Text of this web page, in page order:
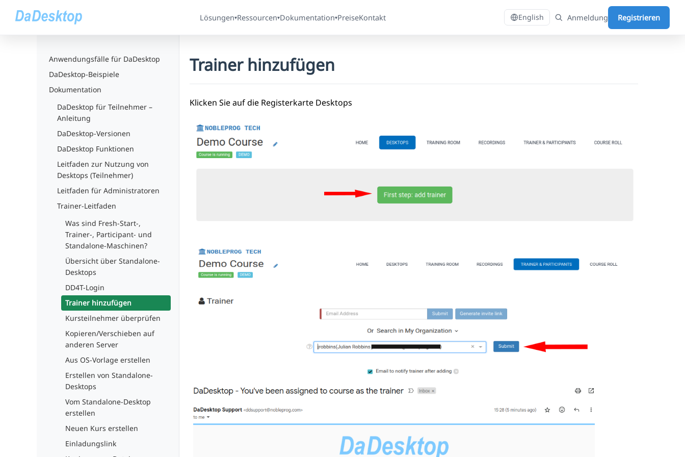
Lösungen▾Ressourcen▾Dokumentation▾PreiseKontakt English Anmeldung Registrieren
Anwendungsfälle für DaDesktop
DaDesktop-Beispiele
Dokumentation
DaDesktop für Teilnehmer –
Anleitung
DaDesktop-Versionen
DaDesktop Funktionen
Leitfaden zur Nutzung von
Desktops (Teilnehmer)
Leitfaden für Administratoren
Trainer-Leitfaden
Was sind Fresh-Start-,
Trainer-, Participant- und
Standalone-Maschinen?
Übersicht über Standalone-
Desktops
DD4T-Login
Trainer hinzufügen
Kursteilnehmer überprüfen
Kopieren/Verschieben auf
anderen Server
Aus OS-Vorlage erstellen
Erstellen von Standalone-
Desktops
Vom Standalone-Desktop
erstellen
Neuen Kurs erstellen
Einladungslink
Trainer hinzufügen
Klicken Sie auf die Registerkarte Desktops